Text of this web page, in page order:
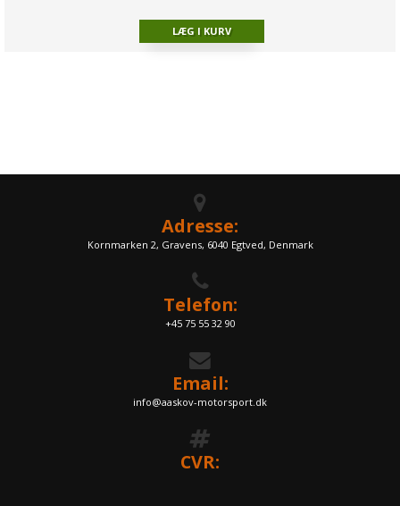
Adresse:
Kornmarken 2, Gravens, 6040 Egtved, Denmark
Telefon:
+45 75 55 32 90
Email:
info@aaskov-motorsport.dk
CVR: